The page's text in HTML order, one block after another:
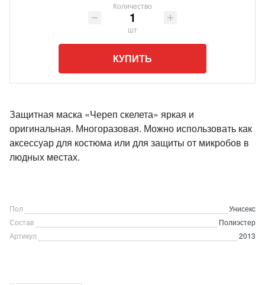
Количество
шт
КУПИТЬ
Защитная маска «Череп скелета» яркая и
оригинальная. Многоразовая. Можно использовать как
аксессуар для костюма или для защиты от микробов в
людных местах.
Пол
Унисекс
Состав
Полиэстер
Артикул
2013